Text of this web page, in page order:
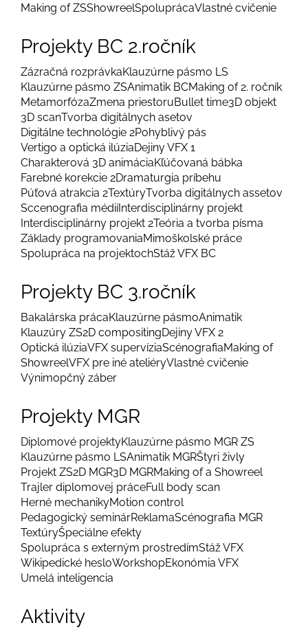
Making of ZSShowreelSpoluprácaVlastné cvičenie
Projekty BC 2.ročník
Zázračná rozprávkaKlauzúrne pásmo LS
Klauzúrne pásmo ZSAnimatik BCMaking of 2. ročník
MetamorfózaZmena priestoruBullet time3D objekt
3D scanTvorba digitálnych asetov
Digitálne technológie 2Pohyblivý pás
Vertigo a optická ilúziaDejiny VFX 1
Charakterová 3D animáciaKľúčovaná bábka
Farebné korekcie 2Dramaturgia príbehu
Púťová atrakcia 2TextúryTvorba digitálnych assetov
Sccenografia médiíInterdisciplinárny projekt
Interdisciplinárny projekt 2Teória a tvorba písma
Základy programovaniaMimoškolské práce
Spolupráca na projektochStáž VFX BC
Projekty BC 3.ročník
Bakalárska prácaKlauzúrne pásmoAnimatik
Klauzúry ZS2D compositingDejiny VFX 2
Optická ilúziaVFX supervíziaScénografiaMaking of
ShowreelVFX pre iné ateliéryVlastné cvičenie
Výnimopčný záber
Projekty MGR
Diplomové projektyKlauzúrne pásmo MGR ZS
Klauzúrne pásmo LSAnimatik MGRŠtyri živly
Projekt ZS2D MGR3D MGRMaking of a Showreel
Trajler diplomovej práceFull body scan
Herné mechanikyMotion control
Pedagogický seminárReklamaScénografia MGR
TextúryŠpeciálne efekty
Spolupráca s externým prostredímStáž VFX
Wikipedické hesloWorkshopEkonómia VFX
Umelá inteligencia
Aktivity